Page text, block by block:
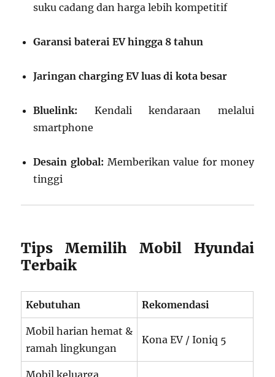
suku cadang dan harga lebih kompetitif
Garansi baterai EV hingga 8 tahun
Jaringan charging EV luas di kota besar
Bluelink: Kendali kendaraan melalui
smartphone
Desain global: Memberikan value for money
tinggi
Tips Memilih Mobil Hyundai
Terbaik
Kebutuhan Rekomendasi
Mobil harian hemat &
ramah lingkungan
Kona EV / Ioniq 5
Mobil keluarga